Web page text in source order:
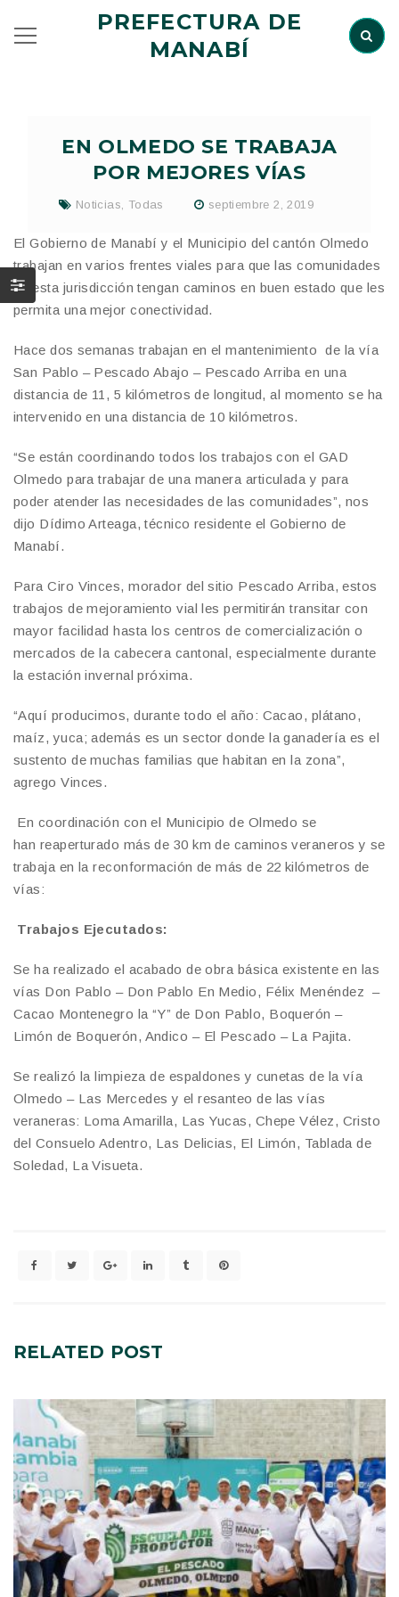
PREFECTURA DE
MANABÍ
EN OLMEDO SE TRABAJA
POR MEJORES VÍAS
Noticias Todas septiembre 2, 2019
El Gobierno de Manabí y el Municipio del cantón Olmedo
trabajan en varios frentes viales para que las comunidades
de esta jurisdicción tengan caminos en buen estado que les
permita una mejor conectividad.
Hace dos semanas trabajan en el mantenimiento de la vía
San Pablo – Pescado Abajo – Pescado Arriba en una
distancia de 11, 5 kilómetros de longitud, al momento se ha
intervenido en una distancia de 10 kilómetros.
“Se están coordinando todos los trabajos con el GAD
Olmedo para trabajar de una manera articulada y para
poder atender las necesidades de las comunidades”, nos
dijo Dídimo Arteaga, técnico residente el Gobierno de
Manabí.
Para Ciro Vinces, morador del sitio Pescado Arriba, estos
trabajos de mejoramiento vial les permitirán transitar con
mayor facilidad hasta los centros de comercialización o
mercados de la cabecera cantonal, especialmente durante
la estación invernal próxima.
“Aquí producimos, durante todo el año: Cacao, plátano,
maíz, yuca; además es un sector donde la ganadería es el
sustento de muchas familias que habitan en la zona”,
agrego Vinces.
En coordinación con el Municipio de Olmedo se
han reaperturado más de 30 km de caminos veraneros y se
trabaja en la reconformación de más de 22 kilómetros de
vías:
Trabajos Ejecutados:
Se ha realizado el acabado de obra básica existente en las
vías Don Pablo – Don Pablo En Medio, Félix Menéndez –
Cacao Montenegro la “Y” de Don Pablo, Boquerón –
Limón de Boquerón, Andico – El Pescado – La Pajita.
Se realizó la limpieza de espaldones y cunetas de la vía
Olmedo – Las Mercedes y el resanteo de las vías
veraneras: Loma Amarilla, Las Yucas, Chepe Vélez, Cristo
del Consuelo Adentro, Las Delicias, El Limón, Tablada de
Soledad, La Visueta.
RELATED POST